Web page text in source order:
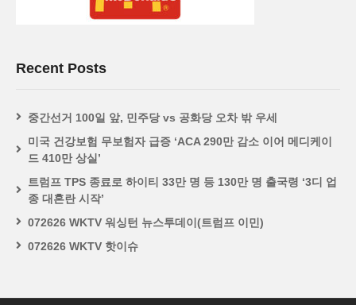
Recent Posts
중간선거 100일 앞, 민주당 vs 공화당 오차 밖 우세
미국 건강보험 무보험자 급증 ‘ACA 290만 감소 이어 메디케이
드 410만 상실’
트럼프 TPS 종료로 하이티 33만 명 등 130만 명 출국령 ‘3디 업
종 대혼란 시작’
072626 WKTV 워싱턴 뉴스투데이(트럼프 이민)
072626 WKTV 핫이슈